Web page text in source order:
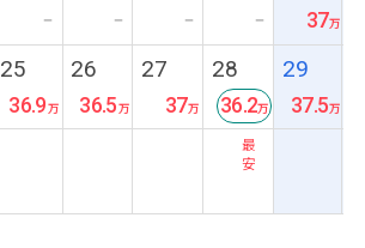
ー ー ー ー 37
25
36.9
26
36.5
27
37
28
最
安
36.2
29
37.5